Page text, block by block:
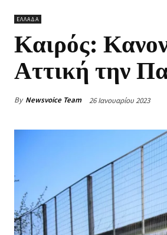
ΕΛΛΑΔΑ
Καιρός:
Αττική την
By Newsvoice Team 26 Ιανουαρίου 2023